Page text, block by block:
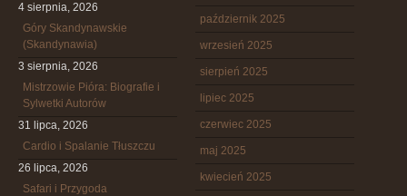
4 sierpnia, 2026
Góry Skandynawskie
(Skandynawia)
3 sierpnia, 2026
Mistrzowie Pióra: Biografie i
Sylwetki Autorów
31 lipca, 2026
Cardio i Spalanie Tłuszczu
26 lipca, 2026
Safari i Przygoda
październik 2025
wrzesień 2025
sierpień 2025
lipiec 2025
czerwiec 2025
maj 2025
kwiecień 2025